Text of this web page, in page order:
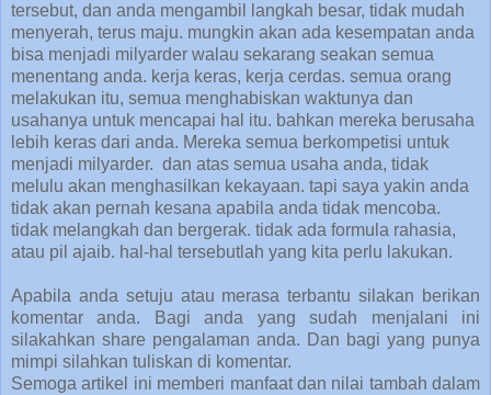
tersebut, dan anda mengambil langkah besar, tidak mudah
menyerah, terus maju. mungkin akan ada kesempatan anda
bisa menjadi milyarder walau sekarang seakan semua
menentang anda. kerja keras, kerja cerdas. semua orang
melakukan itu, semua menghabiskan waktunya dan
usahanya untuk mencapai hal itu. bahkan mereka berusaha
lebih keras dari anda. Mereka semua berkompetisi untuk
menjadi milyarder. dan atas semua usaha anda, tidak
melulu akan menghasilkan kekayaan. tapi saya yakin anda
tidak akan pernah kesana apabila anda tidak mencoba.
tidak melangkah dan bergerak. tidak ada formula rahasia,
atau pil ajaib. hal-hal tersebutlah yang kita perlu lakukan.
Apabila anda setuju atau merasa terbantu silakan berikan
komentar anda. Bagi anda yang sudah menjalani ini
silakahkan share pengalaman anda. Dan bagi yang punya
mimpi silahkan tuliskan di komentar.
Semoga artikel ini memberi manfaat dan nilai tambah dalam